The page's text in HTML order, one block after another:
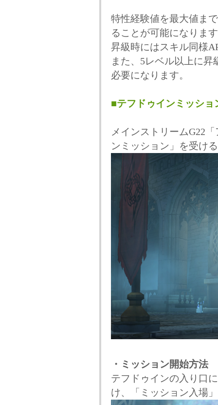
特性経験値を最大値ま
ることが可能になりま
昇級時にはスキル同様
また、5レベル以上に
必要になります。
■テフドゥインミッショ
メインストリームG22
ンミッション」を受け
・ミッション開始方法
テフドゥインの入り口
け、「ミッション入場